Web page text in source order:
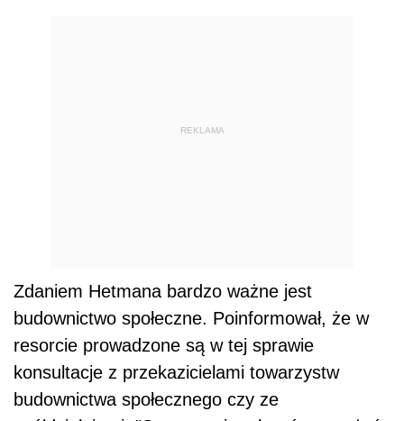
REKLAMA
Zdaniem Hetmana bardzo ważne jest
budownictwo społeczne. Poinformował, że w
resorcie prowadzone są w tej sprawie
konsultacje z przekazicielami towarzystw
budownictwa społecznego czy ze